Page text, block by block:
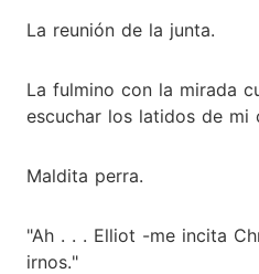
La reunión de la junta.
La fulmino con la mirada
escuchar los latidos de mi
Maldita perra.
"Ah . . . Elliot -me incita
irnos."